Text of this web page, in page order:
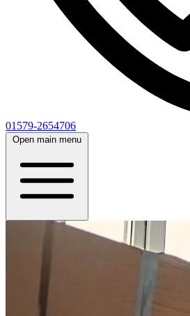
01579-2654706
Open main menu